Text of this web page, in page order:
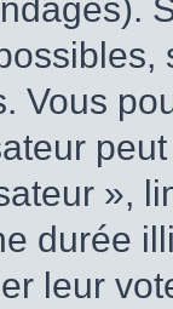
Vous
»,
durée
leur